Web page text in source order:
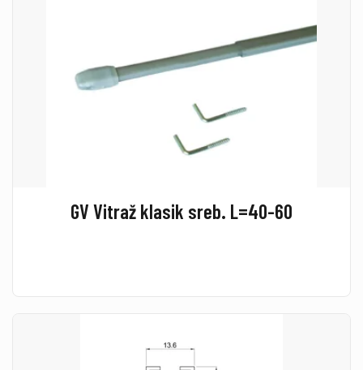
GV Vitraž klasik sreb. L=40-60